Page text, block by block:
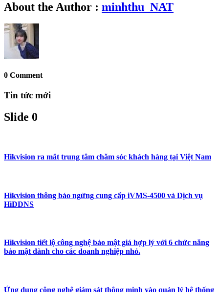
About the Author : minhthu_NAT
0 Comment
Tin tức mới
Slide 0
Hikvision ra mắt trung tâm chăm sóc khách hàng tại Việt Nam
Hikvision thông báo ngừng cung cấp iVMS-4500 và Dịch vụ
HiDDNS
Hikvision tiết lộ công nghệ bảo mật giá hợp lý với 6 chức năng
bảo mật dành cho các doanh nghiệp nhỏ.
Ứng dụng công nghệ giám sát thông minh vào quản lý hệ thống